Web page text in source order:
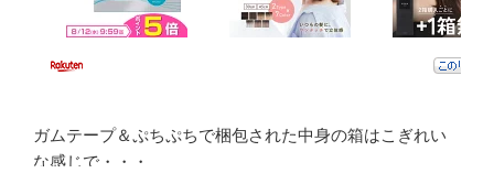
ガムテープ＆ぷちぷちで梱包された中身の箱はこぎれい
な感じで・・・